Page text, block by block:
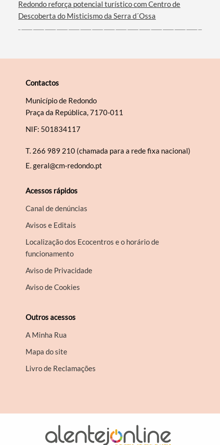
Redondo reforça potencial turístico com Centro de
Descoberta do Misticismo da Serra d´Ossa
Contactos
Município de Redondo
Praça da República, 7170-011
NIF: 501834117
T. 266 989 210 (chamada para a rede fixa nacional)
E.geral@cm-redondo.pt
Acessos rápidos
Canal de denúncias
Avisos e Editais
Localização dos Ecocentros e o horário de
funcionamento
Aviso de Privacidade
Aviso de Cookies
Outros acessos
A Minha Rua
Mapa do site
Livro de Reclamações